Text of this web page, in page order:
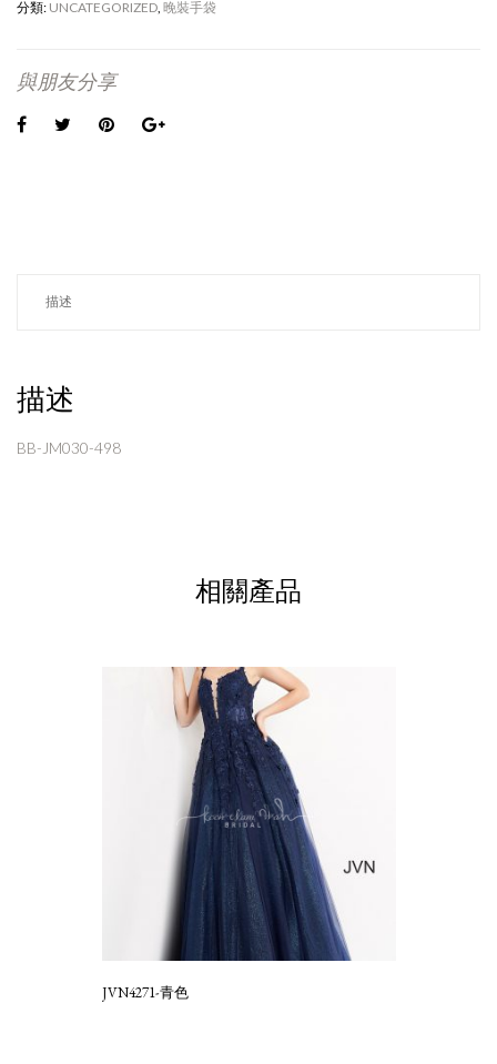
分類: UNCATEGORIZED 晚裝手袋
與朋友分享
描述
描述
BB-JM030-498
相關產品
JVN4271-青色